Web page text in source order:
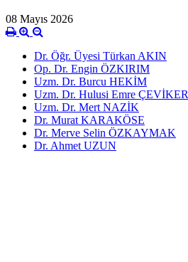
08 Mayıs 2026
Dr. Öğr. Üyesi Türkan AKIN
Op. Dr. Engin ÖZKIRIM
Uzm. Dr. Burcu HEKİM
Uzm. Dr. Hulusi Emre ÇEVİKER
Uzm. Dr. Mert NAZİK
Dr. Murat KARAKÖSE
Dr. Merve Selin ÖZKAYMAK
Dr. Ahmet UZUN